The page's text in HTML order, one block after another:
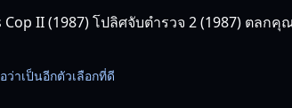
Cop II (1987) โปลิศจับตำรวจ 2 (1987) ตลก
ว่าเป็นอีกตัวเลือกที่ดี